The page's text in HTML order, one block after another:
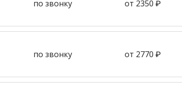
по звонку от 2350 ₽
по звонку от 2770 ₽